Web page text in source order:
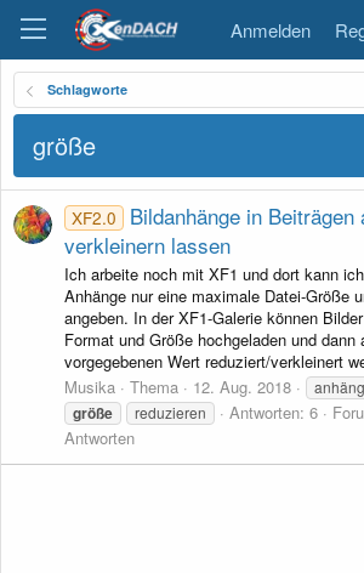
Anmelden
Schlagworte
größe
XF2.0
Bildanhänge in Beiträgen
verkleinern lassen
Ich arbeite noch mit XF1 und dort kann
Anhänge nur eine maximale Datei-Größe
angeben. In der XF1-Galerie können
Format und Größe hochgeladen und
vorgegebenen Wert reduziert/verkleinert
Musika
Thema 12. Aug. 2018
größe reduzieren Antworten: 6
Antworten